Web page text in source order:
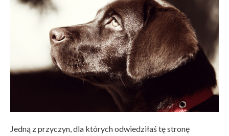
Jedną z przyczyn, dla których odwiedziłaś tę stronę